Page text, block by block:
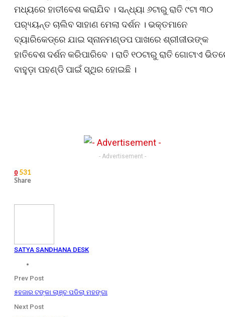
ମଧ୍ୟରେ ହାତୀବେଶ କରାଯିବ । ସନ୍ଧ୍ୟା ୬ଟାରୁ ରାତି ୯ଟା ୩୦
ପର‌୍ୟ୍ୟନ୍ତ ଚାଲିବ ସାହାଣ ମେଲା ଦର୍ଶନ । ଭକ୍ତମାନେ
ବ୍ୟାରିକେଡ୍‌ରେ ଯାଇ ସ୍ନାନମଣ୍ଡପ ପାଖରେ ଶ୍ରୀଜୀଉଙ୍କ
ହାତିବେଶ ଦର୍ଶନ କରିପାରିବେ । ରାତି ୧୦ଟାରୁ ରାତି ଗୋଟାଏ
ବାହୁଡ଼ା ପହଣ୍ଡି ପାଇଁ ସ୍ଥିର ହୋଇଛି ।
- Advertisement -
0 531
Share
SATYA SANDHANA DESK
Prev Post
୫ହଜାର ଟଙ୍କା ଲାଞ୍ଚ ପଡିଲା ମହଙ୍ଗା
Next Post